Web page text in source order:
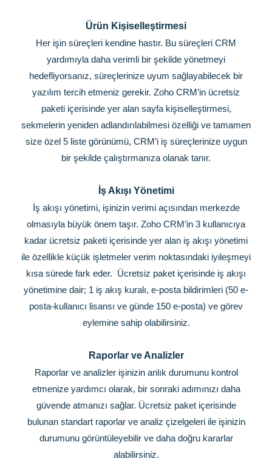
Ürün Kişiselleştirmesi
Her işin süreçleri kendine hastır. Bu süreçleri CRM
yardımıyla daha verimli bir şekilde yönetmeyi
hedefliyorsanız, süreçlerinize uyum sağlayabilecek bir
yazılım tercih etmeniz gerekir. Zoho CRM’in ücretsiz
paketi içerisinde yer alan sayfa kişiselleştirmesi,
sekmelerin yeniden adlandırılabilmesi özelliği ve tamamen
size özel 5 liste görünümü, CRM’i iş süreçlerinize uygun
bir şekilde çalıştırmanıza olanak tanır.
İş Akışı Yönetimi
İş akışı yönetimi, işinizin verimi açısından merkezde
olmasıyla büyük önem taşır. Zoho CRM’in 3 kullanıcıya
kadar ücretsiz paketi içerisinde yer alan iş akışı yönetimi
ile özellikle küçük işletmeler verim noktasındaki iyileşmeyi
kısa sürede fark eder. Ücretsiz paket içerisinde iş akışı
yönetimine dair; 1 iş akış kuralı, e-posta bildirimleri (50 e-
posta-kullanıcı lisansı ve günde 150 e-posta) ve görev
eylemine sahip olabilirsiniz.
Raporlar ve Analizler
Raporlar ve analizler işinizin anlık durumunu kontrol
etmenize yardımcı olarak, bir sonraki adımınızı daha
güvende atmanızı sağlar. Ücretsiz paket içerisinde
bulunan standart raporlar ve analiz çizelgeleri ile işinizin
durumunu görüntüleyebilir ve daha doğru kararlar
alabilirsiniz.